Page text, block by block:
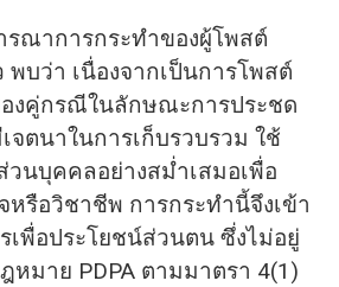
รณาการกระทำของผู้โพสต์
บว่า เนื่องจากเป็นการโพสต์
งคู่กรณีในลักษณะการประชด
จตนาในการเก็บรวบรวม ใช้
วนบุคคลอย่างสม่ำเสมอเพื่อ
หรือวิชาชีพ การกระทำนี้จึงเข้า
เพื่อประโยชน์ส่วนตน ซึ่งไม่อยู่
หมาย PDPA ตามมาตรา 4(1)